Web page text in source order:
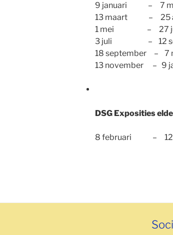
9 januari – 7
13 maart – 25
1 mei – 27 juni
3 juli – 12
18 september – 7
13 november – 9
DSG Exposities
8 februari – 12